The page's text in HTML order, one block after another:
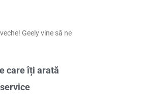
Geely vine să ne
care îți arată